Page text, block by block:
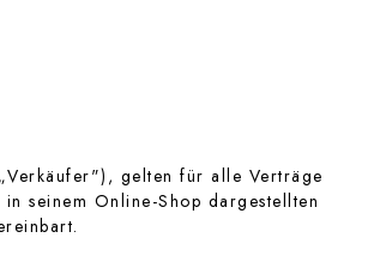
gelten für alle Verträge
seinem Online-Shop dargestellten